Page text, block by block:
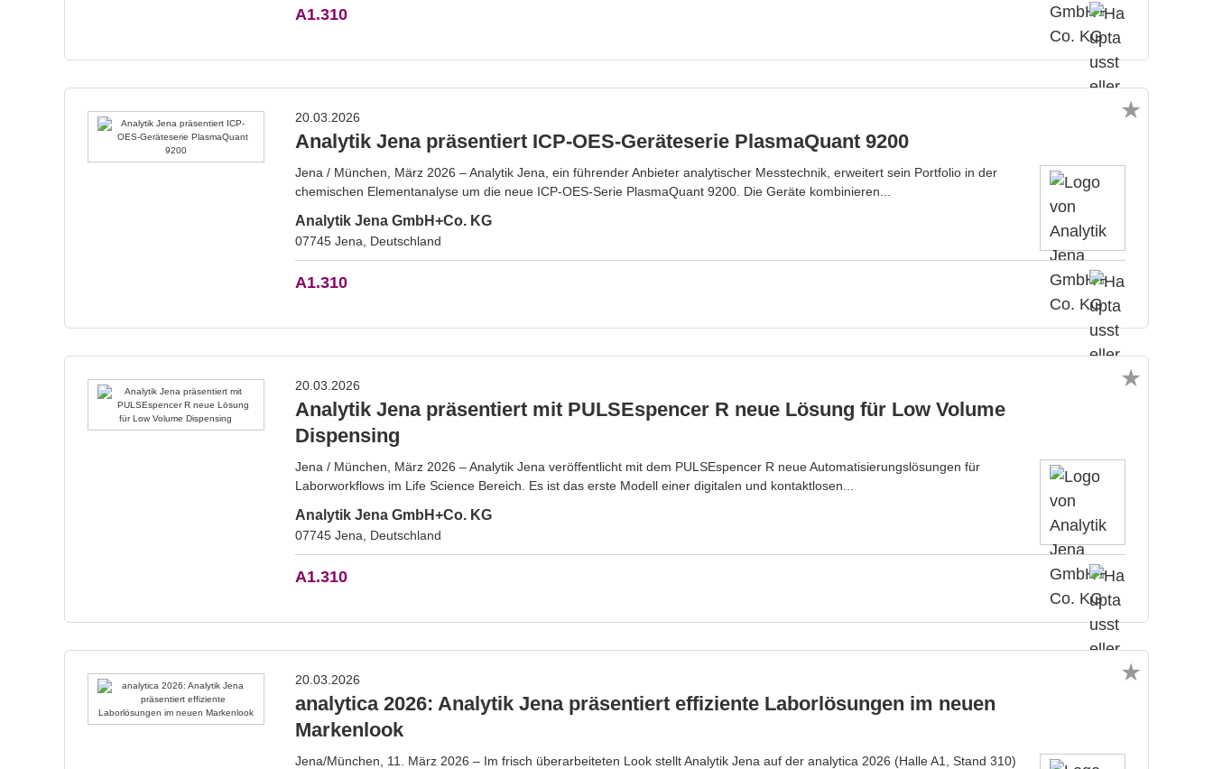
A1.310
20.03.2026
Analytik Jena präsentiert ICP-OES-Geräteserie PlasmaQuant 9200
Jena / München, März 2026 – Analytik Jena, ein führender Anbieter analytischer Messtechnik, erweitert sein Portfolio in der
chemischen Elementanalyse um die neue ICP-OES-Serie PlasmaQuant 9200. Die Geräte kombinieren...
Analytik Jena GmbH+Co. KG
07745 Jena, Deutschland
A1.310
20.03.2026
Analytik Jena präsentiert mit PULSEspencer R neue Lösung für Low Volume
Dispensing
Jena / München, März 2026 – Analytik Jena veröffentlicht mit dem PULSEspencer R neue Automatisierungslösungen für
Laborworkflows im Life Science Bereich. Es ist das erste Modell einer digitalen und kontaktlosen...
Analytik Jena GmbH+Co. KG
07745 Jena, Deutschland
A1.310
20.03.2026
analytica 2026: Analytik Jena präsentiert effiziente Laborlösungen im neuen
Markenlook
Jena/München, 11. März 2026 – Im frisch überarbeiteten Look stellt Analytik Jena auf der analytica 2026 (Halle A1, Stand 310)